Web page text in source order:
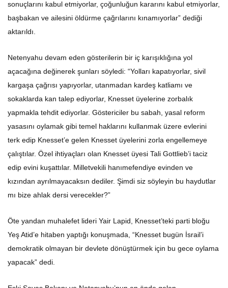
sonuçlarını kabul etmiyorlar, çoğunluğun kararını kabul etmiyorlar,
başbakan ve ailesini öldürme çağrılarını kınamıyorlar” dediği
aktarıldı.
Netenyahu devam eden gösterilerin bir iç karışıklığına yol
açacağına değinerek şunları söyledi: “Yolları kapatıyorlar, sivil
kargaşa çağrısı yapıyorlar, utanmadan kardeş katliamı ve
sokaklarda kan talep ediyorlar, Knesset üyelerine zorbalık
yapmakla tehdit ediyorlar. Göstericiler bu sabah, yasal reform
yasasını oylamak gibi temel haklarını kullanmak üzere evlerini
terk edip Knesset’e gelen Knesset üyelerini zorla engellemeye
çalıştılar. Özel ihtiyaçları olan Knesset üyesi Tali Gottlieb’i taciz
edip evini kuşattılar. Milletvekili hanımefendiye evinden ve
kızından ayrılmayacaksın dediler. Şimdi siz söyleyin bu haydutlar
mı bize ahlak dersi verecekler?”
Öte yandan muhalefet lideri Yair Lapid, Knesset’teki parti bloğu
Yeş Atid’e hitaben yaptığı konuşmada, “Knesset bugün İsrail’i
demokratik olmayan bir devlete dönüştürmek için bu gece oylama
yapacak” dedi.